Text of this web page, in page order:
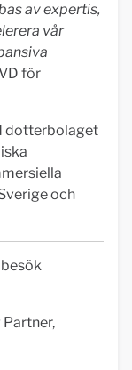
av expertis,
vår
för
dotterbolaget
och